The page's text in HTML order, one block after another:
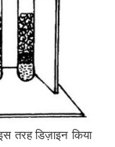
तरह डिज़ाइन किया